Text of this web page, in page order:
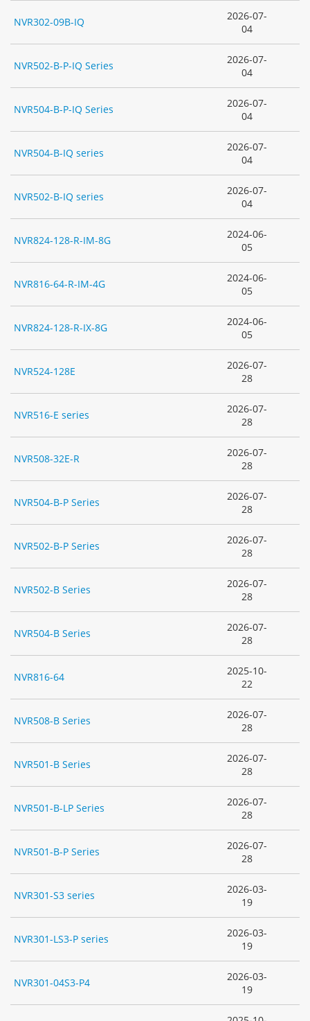
NVR302-09B-IQ
2026-07-
04
NVR502-B-P-IQ Series
2026-07-
04
NVR504-B-P-IQ Series
2026-07-
04
NVR504-B-IQ series
2026-07-
04
NVR502-B-IQ series
2026-07-
04
NVR824-128-R-IM-8G
2024-06-
05
NVR816-64-R-IM-4G
2024-06-
05
NVR824-128-R-IX-8G
2024-06-
05
NVR524-128E
2026-07-
28
NVR516-E series
2026-07-
28
NVR508-32E-R
2026-07-
28
NVR504-B-P Series
2026-07-
28
NVR502-B-P Series
2026-07-
28
NVR502-B Series
2026-07-
28
NVR504-B Series
2026-07-
28
NVR816-64
2025-10-
22
NVR508-B Series
2026-07-
28
NVR501-B Series
2026-07-
28
NVR501-B-LP Series
2026-07-
28
NVR501-B-P Series
2026-07-
28
NVR301-S3 series
2026-03-
19
NVR301-LS3-P series
2026-03-
19
NVR301-04S3-P4
2026-03-
19